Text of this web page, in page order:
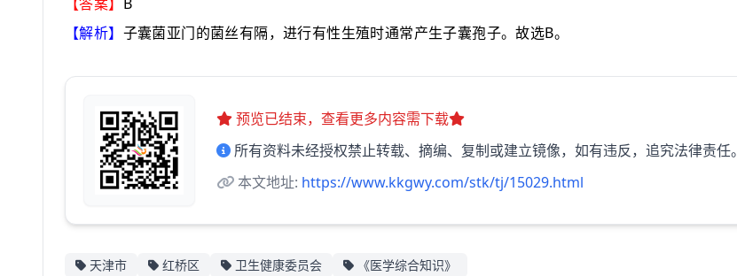
【答案】
【解析】 子囊菌亚门的菌丝有隔，进行有性生殖时通常产生子囊孢子。故选B。
预览已结束，查看更多内容需下载
所有资料未经授权禁止转载、摘编、复制或建立镜像，如有违反，追究法律责任。
本文地址: https://www.kkgwy.com/stk/tj/15029.html
天津市 红桥区 卫生健康委员会 《医学综合知识》